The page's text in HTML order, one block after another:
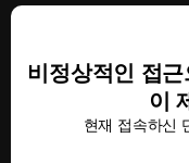
비정상적인 접
이
현재 접속하신